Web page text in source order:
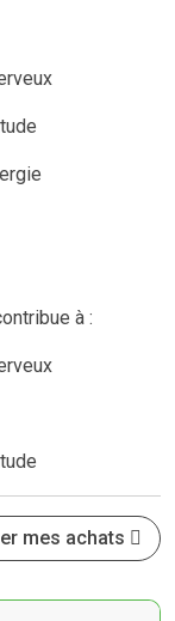
à :
mes achats